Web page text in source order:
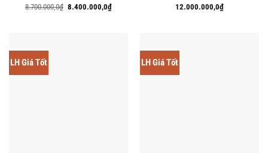
8.700.000,0₫ Giá
8.400.000,0₫Giá
hiện
12.000.000,0₫
LH Giá Tốt LH Giá Tốt